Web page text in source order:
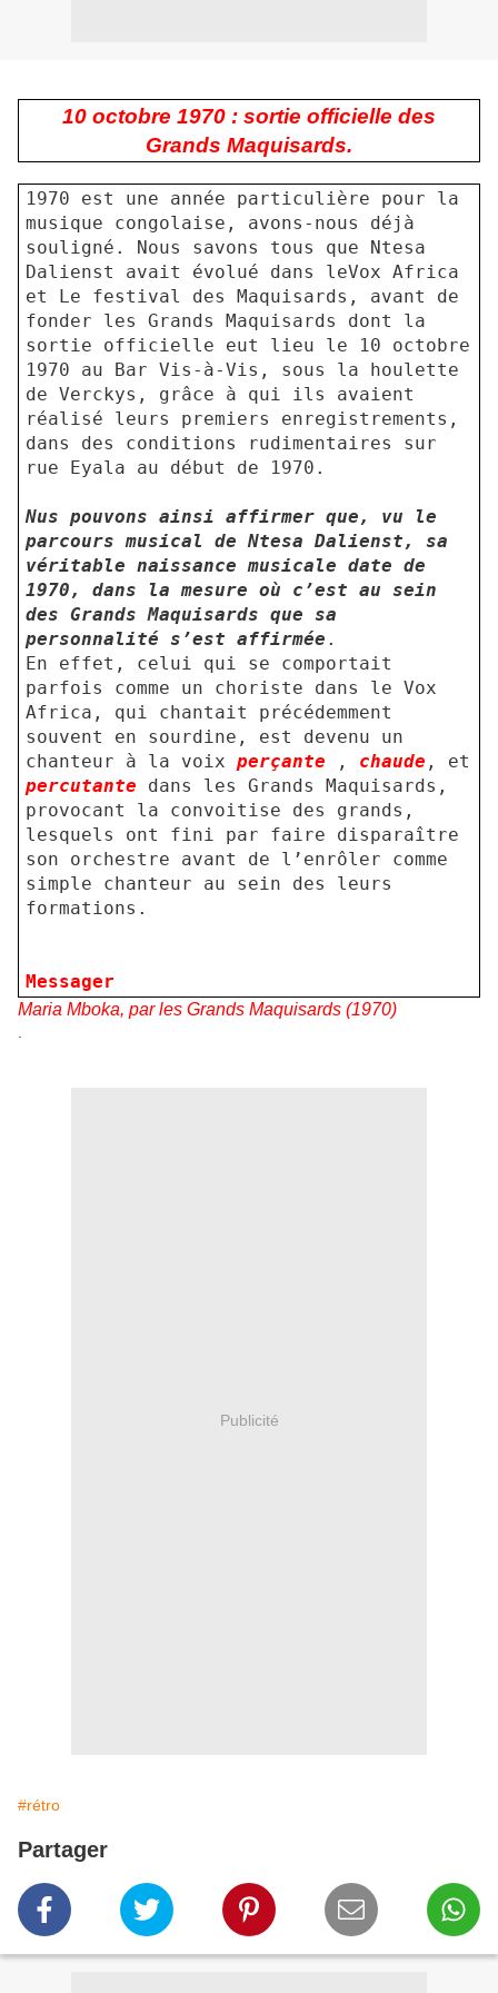
10 octobre 1970 : sortie officielle des
Grands Maquisards.
1970 est une année particulière pour la
musique congolaise, avons-nous déjà
souligné. Nous savons tous que Ntesa
Dalienst avait évolué dans leVox Africa
et Le festival des Maquisards, avant de
fonder les Grands Maquisards dont la
sortie officielle eut lieu le 10 octobre
1970 au Bar Vis-à-Vis, sous la houlette
de Verckys, grâce à qui ils avaient
réalisé leurs premiers enregistrements,
dans des conditions rudimentaires sur
rue Eyala au début de 1970.
Nus pouvons ainsi affirmer que, vu le
parcours musical de Ntesa Dalienst, sa
véritable naissance musicale date de
1970, dans la mesure où c’est au sein
des Grands Maquisards que sa
personnalité s’est affirmée .
En effet, celui qui se comportait
parfois comme un choriste dans le Vox
Africa, qui chantait précédemment
souvent en sourdine, est devenu un
chanteur à la voix perçante , chaude , et
percutante dans les Grands Maquisards,
provocant la convoitise des grands,
lesquels ont fini par faire disparaître
son orchestre avant de l’enrôler comme
simple chanteur au sein des leurs
formations.
Messager
Maria Mboka, par les Grands Maquisards (1970)
Publicité
#rétro
Partager